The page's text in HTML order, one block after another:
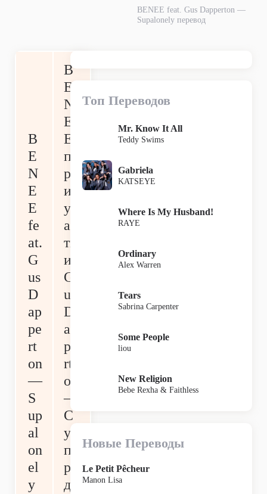
BENEE feat. Gus Dapperton —
Supalonely перевод
B
E
N
E
E
fe
at.
G
us
D
ap
pe
rt
on
—
S
up
al
on
el
y
B
E
N
E
E
п
р
и
уч
ас
ти
и
G
us
D
ap
pe
rt
on
—
С
у
пе
ро
д
Топ Переводов
Mr. Know It All
Teddy Swims
Gabriela
KATSEYE
Where Is My Husband!
RAYE
Ordinary
Alex Warren
Tears
Sabrina Carpenter
Some People
liou
New Religion
Bebe Rexha & Faithless
Новые Переводы
Le Petit Pêcheur
Manon Lisa